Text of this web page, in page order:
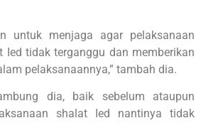
untuk menjaga agar pelaksanaan
Ied tidak terganggu dan memberikan
pelaksanaannya,” tambah dia.
dia, baik sebelum ataupun
shalat Ied nantinya tidak